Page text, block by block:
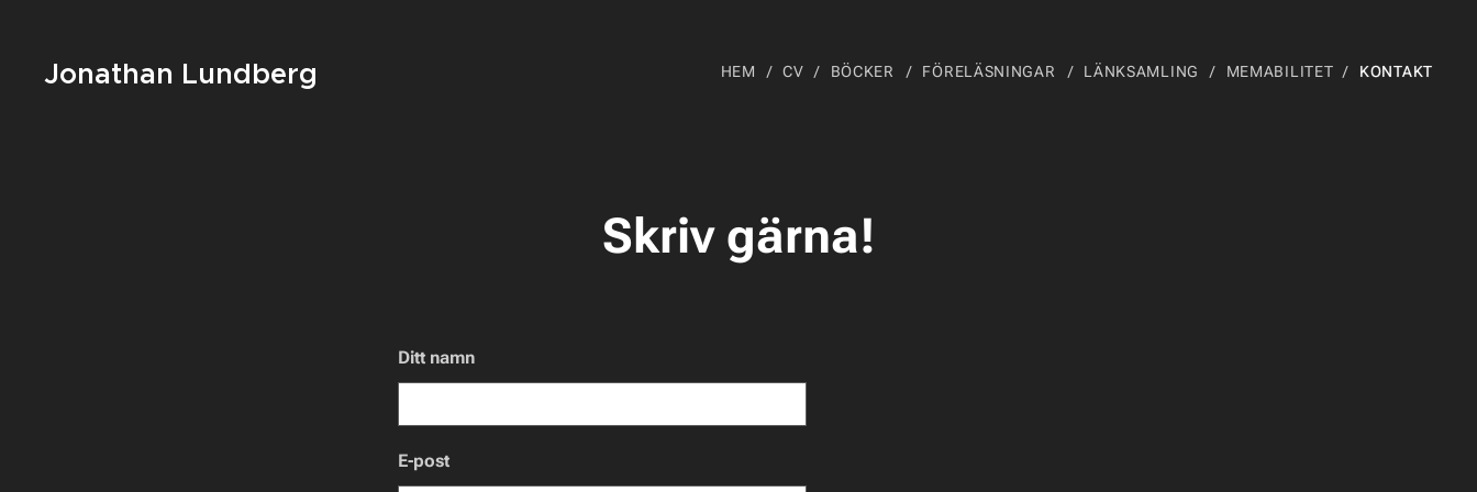
Jonathan Lundberg HEM CV BÖCKER FÖRELÄSNINGAR LÄNKSAMLING MEMABILITET KONTAKT
Skriv gärna!
Ditt namn
E-post